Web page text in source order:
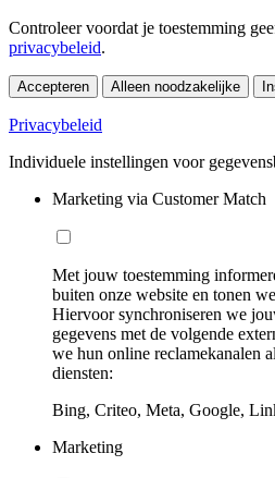
Controleer voordat je toestemming
privacybeleid.
Accepteren Alleen noodzakelijke
Privacybeleid
Individuele instellingen voor
Marketing via Customer Match
Met jouw toestemming
buiten onze website en tonen
Hiervoor synchroniseren we
gegevens met de volgende
we hun online reclamekanalen
diensten:
Bing, Criteo, Meta, Google,
Marketing